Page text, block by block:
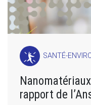
SANTÉ-
rapport de